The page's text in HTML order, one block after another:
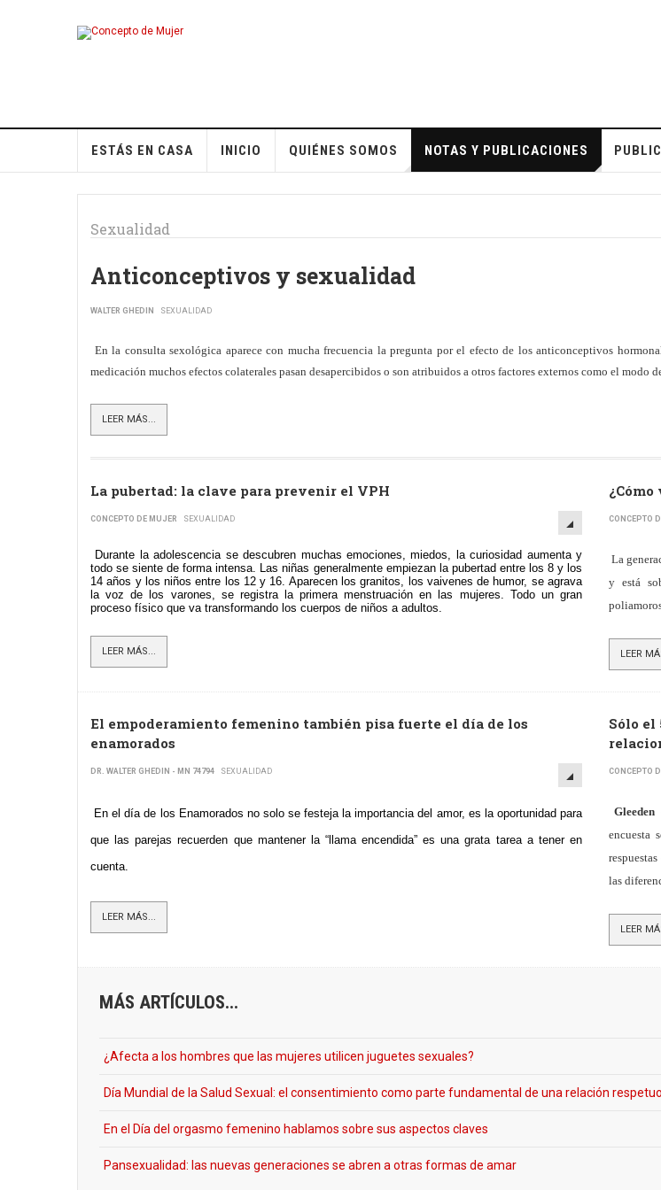
ESTÁS EN CASA INICIO QUIÉNES SOMOS NOTAS Y PUBLICACIONES
Sexualidad
Anticonceptivos y sexualidad
WALTER GHEDIN SEXUALIDAD
En la consulta sexológica aparece con mucha frecuencia la pregunta por el efecto de los anticonceptivos
medicación muchos efectos colaterales pasan desapercibidos o son atribuidos a otros factores externos como el modo
LEER MÁS...
La pubertad: la clave para prevenir el VPH
CONCEPTO DE MUJER SEXUALIDAD
Durante la adolescencia se descubren muchas emociones, miedos, la curiosidad aumenta y
todo se siente de forma intensa. Las niñas generalmente empiezan la pubertad entre los 8 y los
14 años y los niños entre los 12 y 16. Aparecen los granitos, los vaivenes de humor, se agrava
la voz de los varones, se registra la primera menstruación en las mujeres. Todo un gran
proceso físico que va transformando los cuerpos de niños a adultos.
LEER MÁS...
CONCEPTO
La
y está
LEER
El empoderamiento femenino también pisa fuerte el día de los
enamorados
DR. WALTER GHEDIN - MN 74794 SEXUALIDAD
En el día de los Enamorados no solo se festeja la importancia del amor, es la oportunidad para
que las parejas recuerden que mantener la “llama encendida” es una grata tarea a tener en
cuenta.
LEER MÁS...
Sólo el
CONCEPTO
Gleeden
encuesta
las
LEER
MÁS ARTÍCULOS...
¿Afecta a los hombres que las mujeres utilicen juguetes sexuales?
Día Mundial de la Salud Sexual: el consentimiento como parte fundamental de una relación
En el Día del orgasmo femenino hablamos sobre sus aspectos claves
Pansexualidad: las nuevas generaciones se abren a otras formas de amar